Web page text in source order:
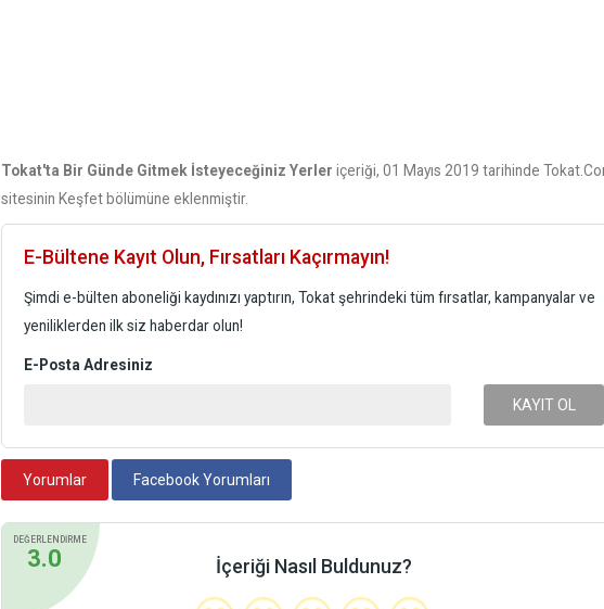
Tokat'ta Bir Günde Gitmek İsteyeceğiniz Yerler içeriği, 01 Mayıs 2019 tarihinde
sitesinin Keşfet bölümüne eklenmiştir.
E-Bültene Kayıt Olun, Fırsatları Kaçırmayın!
Şimdi e-bülten aboneliği kaydınızı yaptırın, Tokat şehrindeki tüm fırsatlar, kampanyalar ve
yeniliklerden ilk siz haberdar olun!
E-Posta Adresiniz
KAYIT OL
Yorumlar Facebook Yorumları
DEĞERLENDİRME
3.0 İçeriği Nasıl Buldunuz?